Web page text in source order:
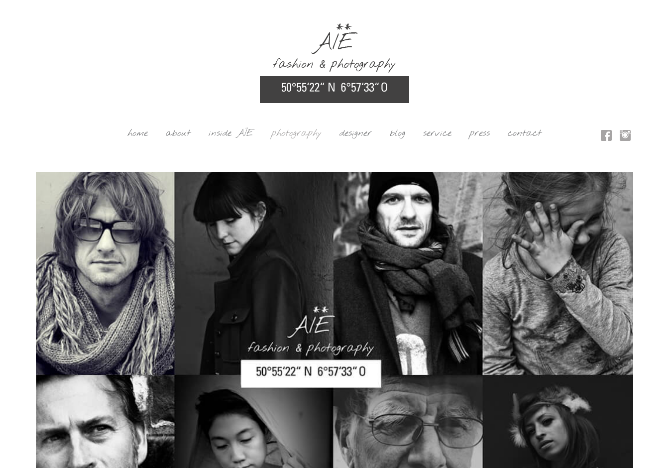
home about inside AÏE photography designer blog service press contact